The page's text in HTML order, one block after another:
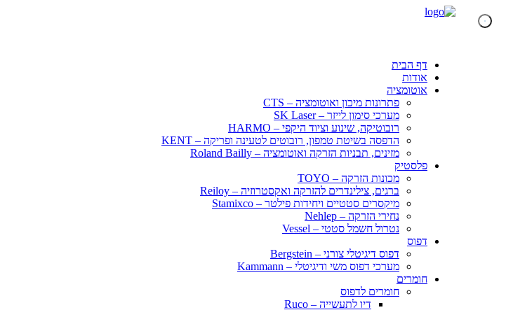
דף הבית
אודות
אוטומציה
פתרונות מיכון ואוטומציה – CTS
מערכי סימון לייזר – SK Laser
רובוטיקה, שינוע וציוד היקפי – HARMO
הדפסה בשיטת טמפון, רובוטים לטעינה ופריקה – KENT
מזינים, תבניות הזרקה ואוטומציה – Roland Bailly
פלסטיק
מכונות הזרקה – TOYO
ברגים, צילינדרים להזרקה ואקסטרוזיה – Reiloy
מיקסרים סטטיים ויחידות פילטר – Stamixco
נחירי הזרקה – Nehlep
נטרול חשמל סטטי – Vessel
דפוס
דפוס דיגיטלי צורני – Bergstein
מערכי דפוס משי ודיגיטלי – Kammann
חומרים
חומרים לדפוס
דיו לתעשייה – Ruco